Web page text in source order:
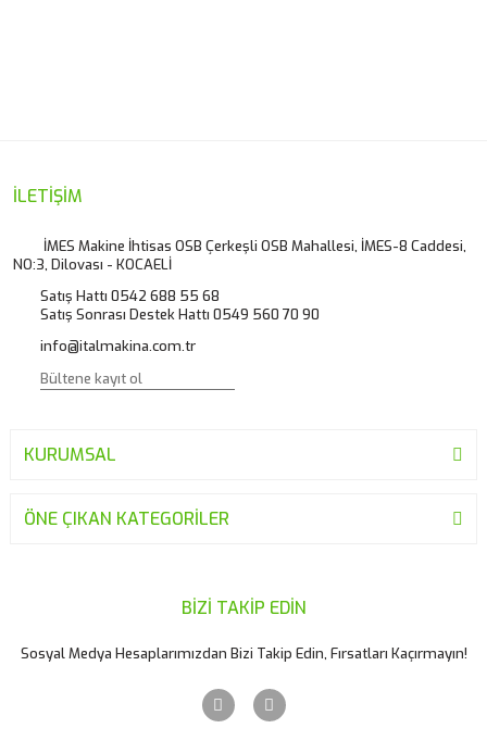
İLETİŞİM
İMES Makine İhtisas OSB Çerkeşli OSB Mahallesi, İMES-8 Caddesi,
NO:3, Dilovası - KOCAELİ
Satış Hattı 0542 688 55 68
Satış Sonrası Destek Hattı 0549 560 70 90
info@italmakina.com.tr
KURUMSAL
ÖNE ÇIKAN KATEGORİLER
BİZİ TAKİP EDİN
Sosyal Medya Hesaplarımızdan Bizi Takip Edin, Fırsatları Kaçırmayın!